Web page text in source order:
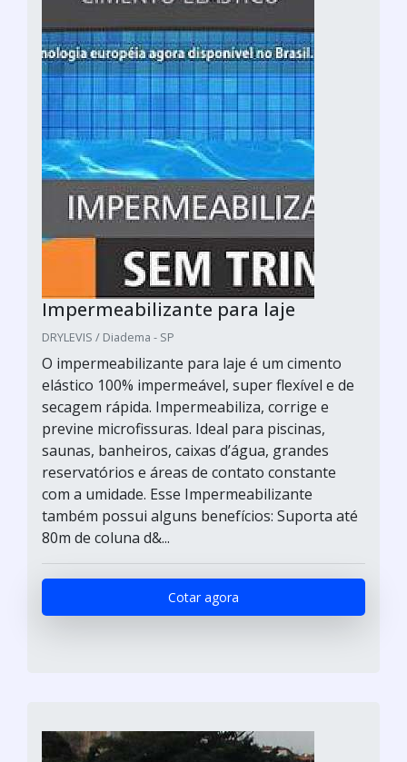
Impermeabilizante para laje
DRYLEVIS / Diadema - SP
O impermeabilizante para laje é um cimento
elástico 100% impermeável, super flexível e de
secagem rápida. Impermeabiliza, corrige e
previne microfissuras. Ideal para piscinas,
saunas, banheiros, caixas d’água, grandes
reservatórios e áreas de contato constante
com a umidade. Esse Impermeabilizante
também possui alguns benefícios: Suporta até
80m de coluna d&...
Cotar agora